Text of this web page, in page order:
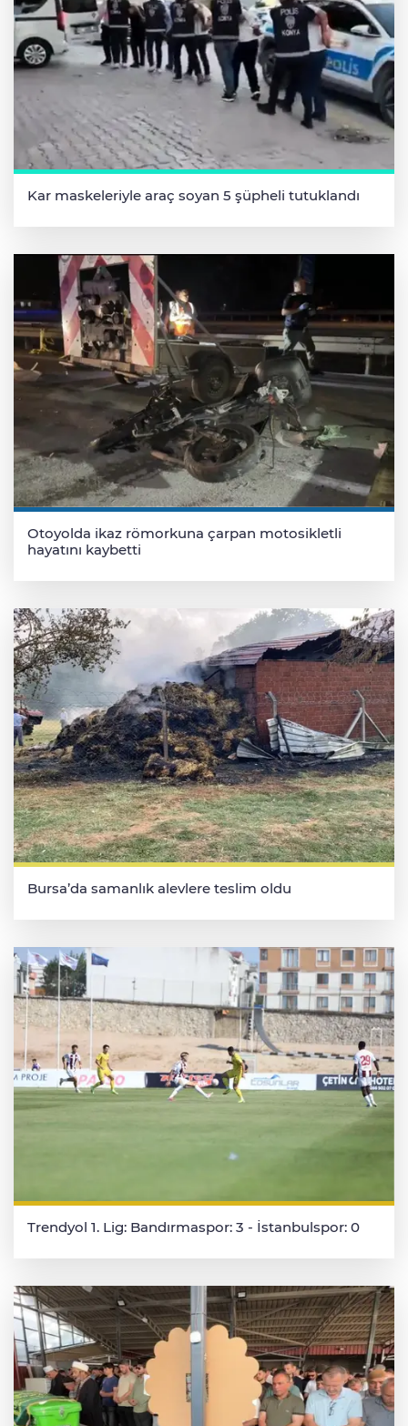
Kar maskeleriyle araç soyan 5 şüpheli tutuklandı
Otoyolda ikaz römorkuna çarpan motosikletli
hayatını kaybetti
Bursa’da samanlık alevlere teslim oldu
Trendyol 1. Lig: Bandırmaspor: 3 - İstanbulspor: 0